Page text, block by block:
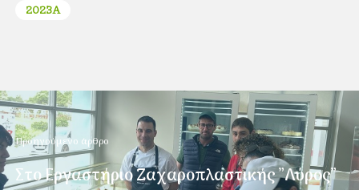
2023Α
Προηγούμενο άρθρο
Στο Εργαστήριο Ζαχαροπλαστικής ”Λύρος”